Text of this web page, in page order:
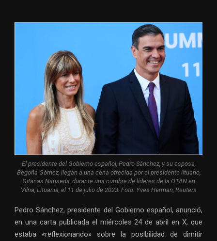
El presidente del Gobierno español, Pedro Sánchez, y su esposa,
Begoña Gómez, llegan a una cena ofrecida por el presidente lituano,
Gitanas Nauseda, durante una cumbre de líderes de la OTAN en
Vilna, Lituania, el 11 de julio de 2023. Foto: Yves Herman, Reuters
Pedro Sánchez, presidente del Gobierno español, anunció,
en una carta publicada el miércoles 24 de abril en X, que
estaba «reflexionando» sobre la posibilidad de dimitir